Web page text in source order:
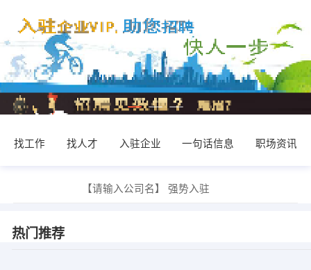
找工作 找人才 入驻企业 一句话信息 职场资讯
【请输入公司名】 强势入驻
热门推荐